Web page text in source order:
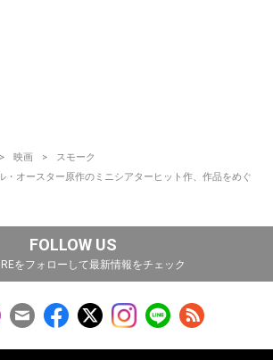
映画
スモーク
・オースター原作のミニシアターヒット作、作品をめぐ
FOLLOW US
をフォローして最新情報をチェック